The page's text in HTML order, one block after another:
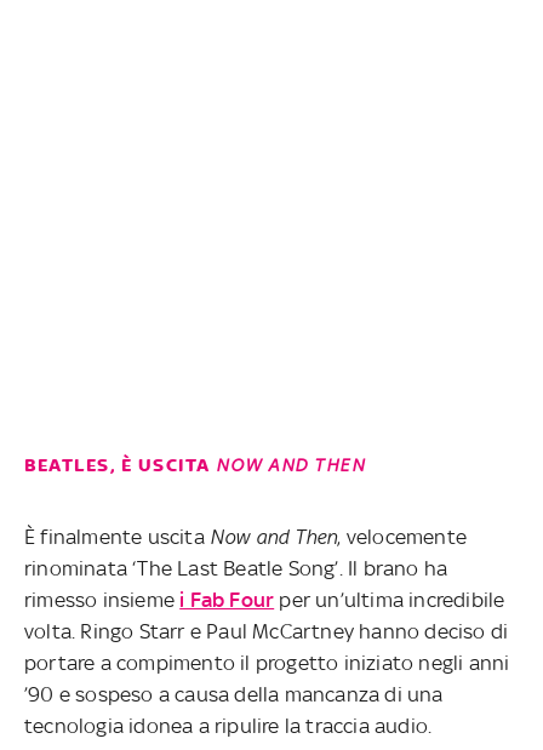
BEATLES, È USCITA NOW AND THEN
È finalmente uscita Now and Then, velocemente
rinominata ‘The Last Beatle Song’. Il brano ha
rimesso insieme i Fab Four per un’ultima incredibile
volta. Ringo Starr e Paul McCartney hanno deciso di
portare a compimento il progetto iniziato negli anni
’90 e sospeso a causa della mancanza di una
tecnologia idonea a ripulire la traccia audio.